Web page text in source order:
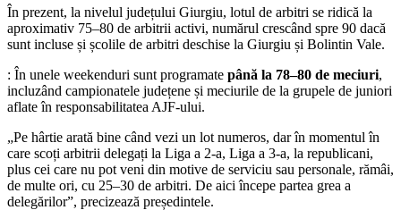
În prezent, la nivelul județului Giurgiu, lotul de arbitri se ridică la
aproximativ 75–80 de arbitrii activi, numărul crescând spre 90 dacă
sunt incluse și școlile de arbitri deschise la Giurgiu și Bolintin Vale.
: În unele weekenduri sunt programate până la 78–80 de meciuri,
incluzând campionatele județene și meciurile de la grupele de juniori
aflate în responsabilitatea AJF-ului.
„Pe hârtie arată bine când vezi un lot numeros, dar în momentul în
care scoți arbitrii delegați la Liga a 2-a, Liga a 3-a, la republicani,
plus cei care nu pot veni din motive de serviciu sau personale, rămâi,
de multe ori, cu 25–30 de arbitri. De aici începe partea grea a
delegărilor”, precizează președintele.